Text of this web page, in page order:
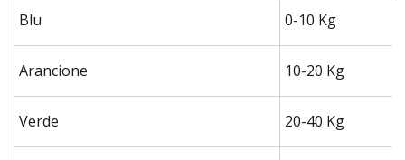
Blu 0-10 Kg
Arancione 10-20 Kg
Verde 20-40 Kg